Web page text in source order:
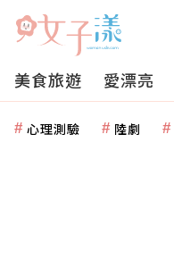
美食旅遊 愛漂亮
心理測驗 陸劇